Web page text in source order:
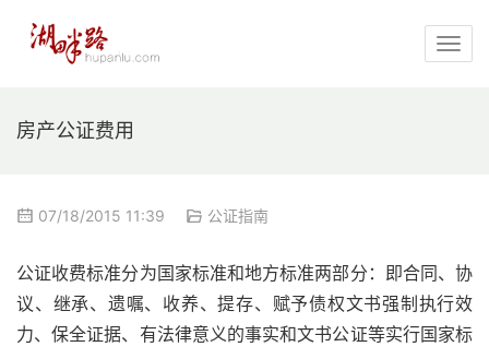
房产公证费用
07/18/2015 11:39 公证指南
公证收费标准分为国家标准和地方标准两部分：即合同、协
议、继承、遗嘱、收养、提存、赋予债权文书强制执行效
力、保全证据、有法律意义的事实和文书公证等实行国家标